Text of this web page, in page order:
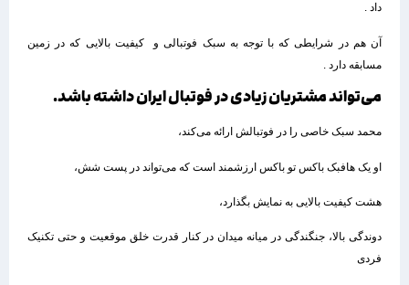
داد .
آن هم در شرایطی که با توجه به سبک فوتبالی و کیفیت بالایی که در زمین
مسابقه دارد .
می‌تواند مشتریان زیادی در فوتبال ایران داشته باشد.
محمد سبک خاصی را در فوتبالش ارائه می‌کند،
او یک هافبک باکس تو باکس ارزشمند است که می‌تواند در پست شش،
هشت کیفیت بالایی به نمایش بگذارد،
دوندگی بالا، جنگندگی در میانه میدان در کنار قدرت خلق موقعیت و حتی تکنیک
فردی